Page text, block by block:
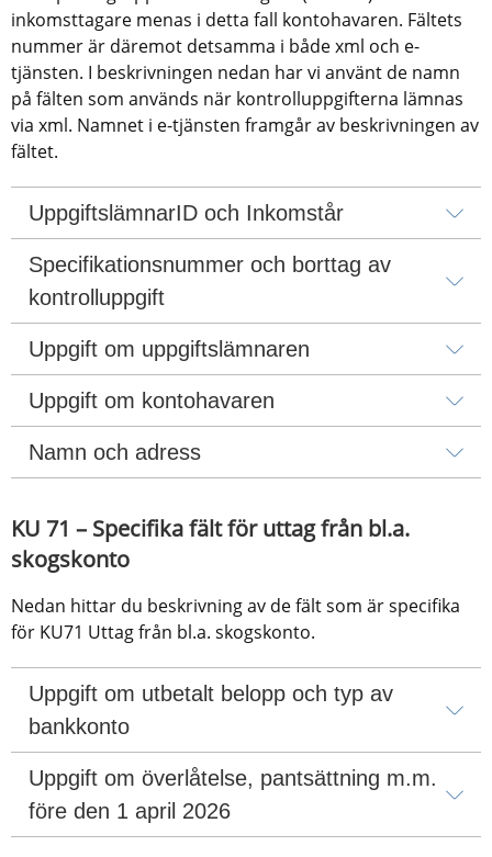
inkomsttagare menas i detta fall kontohavaren. Fältets
nummer är däremot detsamma i både xml och e-
tjänsten. I beskrivningen nedan har vi använt de namn
på fälten som används när kontrolluppgifterna lämnas
via xml. Namnet i e-tjänsten framgår av beskrivningen av
fältet.
UppgiftslämnarID och Inkomstår
Specifikationsnummer och borttag av
kontrolluppgift
Uppgift om uppgiftslämnaren
Uppgift om kontohavaren
Namn och adress
KU 71 – Specifika fält för uttag från bl.a.
skogskonto
Nedan hittar du beskrivning av de fält som är specifika
för KU71 Uttag från bl.a. skogskonto.
Uppgift om utbetalt belopp och typ av
bankkonto
Uppgift om överlåtelse, pantsättning m.m.
före den 1 april 2026